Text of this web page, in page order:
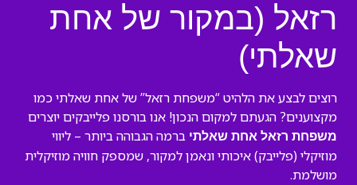
רזאל (במקור של אחת
שאלתי)
רוצים לבצע את הלהיט “משפחת רזאל” של אחת שאלתי כמו
מקצוענים? הגעתם למקום הנכון! אנו בורסנו פלייבקים יוצרים
משפחת רזאל אחת שאלתי ברמה הגבוהה ביותר – ליווי
מוזיקלי (פלייבק) איכותי ונאמן למקור, שמספק חוויה מוזיקלית
מושלמת.